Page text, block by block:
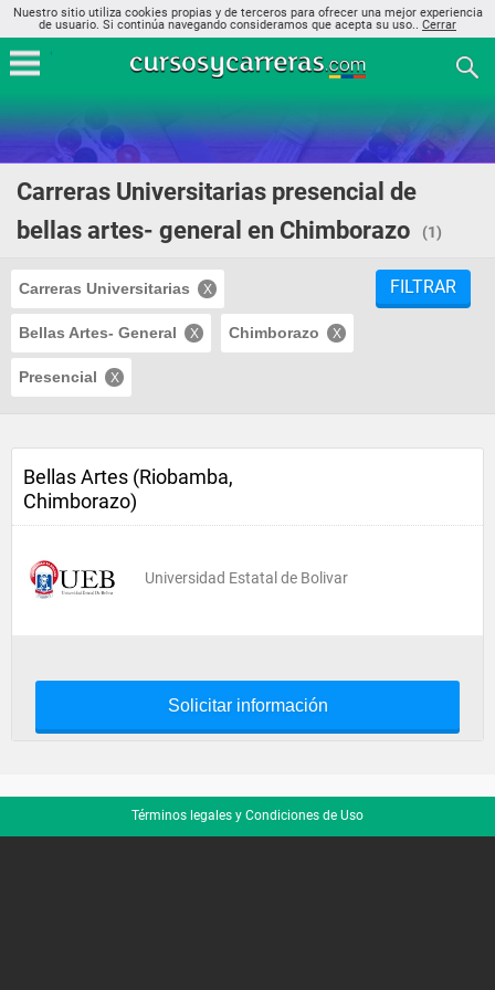
Nuestro sitio utiliza cookies propias y de terceros para ofrecer una mejor experiencia
de usuario. Si continúa navegando consideramos que acepta su uso.. Cerrar
Carreras Universitarias presencial de
bellas artes- general en Chimborazo
(1)
Carreras Universitarias
Bellas Artes- General Chimborazo
Presencial
FILTRAR
Bellas Artes (Riobamba,
Chimborazo)
Universidad Estatal de Bolivar
Solicitar información
Términos legales y Condiciones de Uso